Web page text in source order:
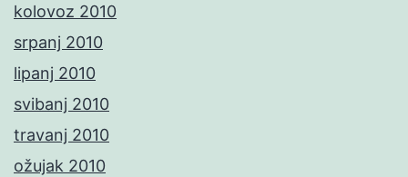
kolovoz 2010
srpanj 2010
lipanj 2010
svibanj 2010
travanj 2010
ožujak 2010